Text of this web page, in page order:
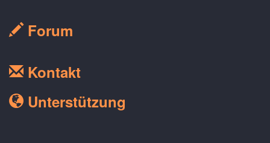
Forum
Kontakt
Unterstützung